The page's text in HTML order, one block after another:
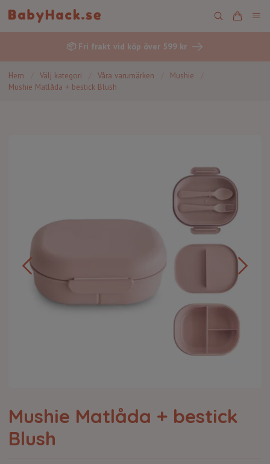
📦 Fri frakt vid köp över 599 kr
Hem Välj kategori Våra varumärken Mushie
Mushie Matlåda + bestick Blush
Mushie Matlåda + bestick
Blush